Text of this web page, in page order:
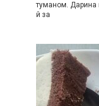
туманом. Дарина
й за